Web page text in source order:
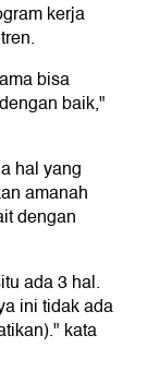
kerja
bisa
baik,"
hal yang
amanah
dengan
ada 3 hal.
ini tidak ada
kata